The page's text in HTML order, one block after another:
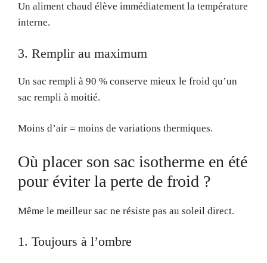
Un aliment chaud élève immédiatement la température
interne.
3. Remplir au maximum
Un sac rempli à 90 % conserve mieux le froid qu’un
sac rempli à moitié.
Moins d’air = moins de variations thermiques.
Où placer son sac isotherme en été
pour éviter la perte de froid ?
Même le meilleur sac ne résiste pas au soleil direct.
1. Toujours à l’ombre